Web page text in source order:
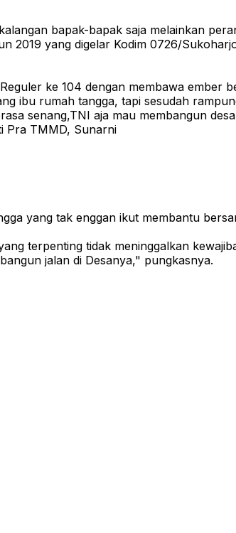
bapak-bapak saja melainkan
2019 yang digelar Kodim 0726/
ke 104 dengan membawa ember
ibu rumah tangga, tapi sesudah
senang,TNI aja mau membangun
Pra TMMD, Sunarni
yang tak enggan ikut membantu
terpenting tidak meninggalkan
jalan di Desanya," pungkasnya.